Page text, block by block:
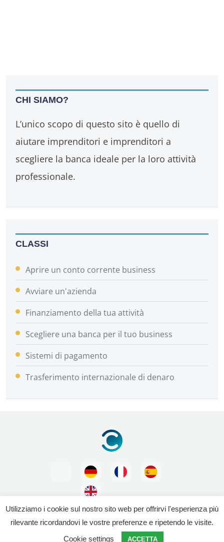
CHI SIAMO?
L’unico scopo di questo sito è quello di
aiutare imprenditori e imprenditori a
scegliere la banca ideale per la loro attività
professionale.
CLASSI
Aprire un conto corrente business
Avviare un'azienda
Finanziamento della tua attività
Scegliere una banca per il tuo business
Sistemi di pagamento
Trasferimento internazionale di denaro
- Bank4pro 2026 - tutti i diritti riservati
Utilizziamo i cookie sul nostro sito web per offrirvi l'esperienza più
rilevante ricordandovi le vostre preferenze e ripetendo le visite.
Cookie settings
ACCETTA